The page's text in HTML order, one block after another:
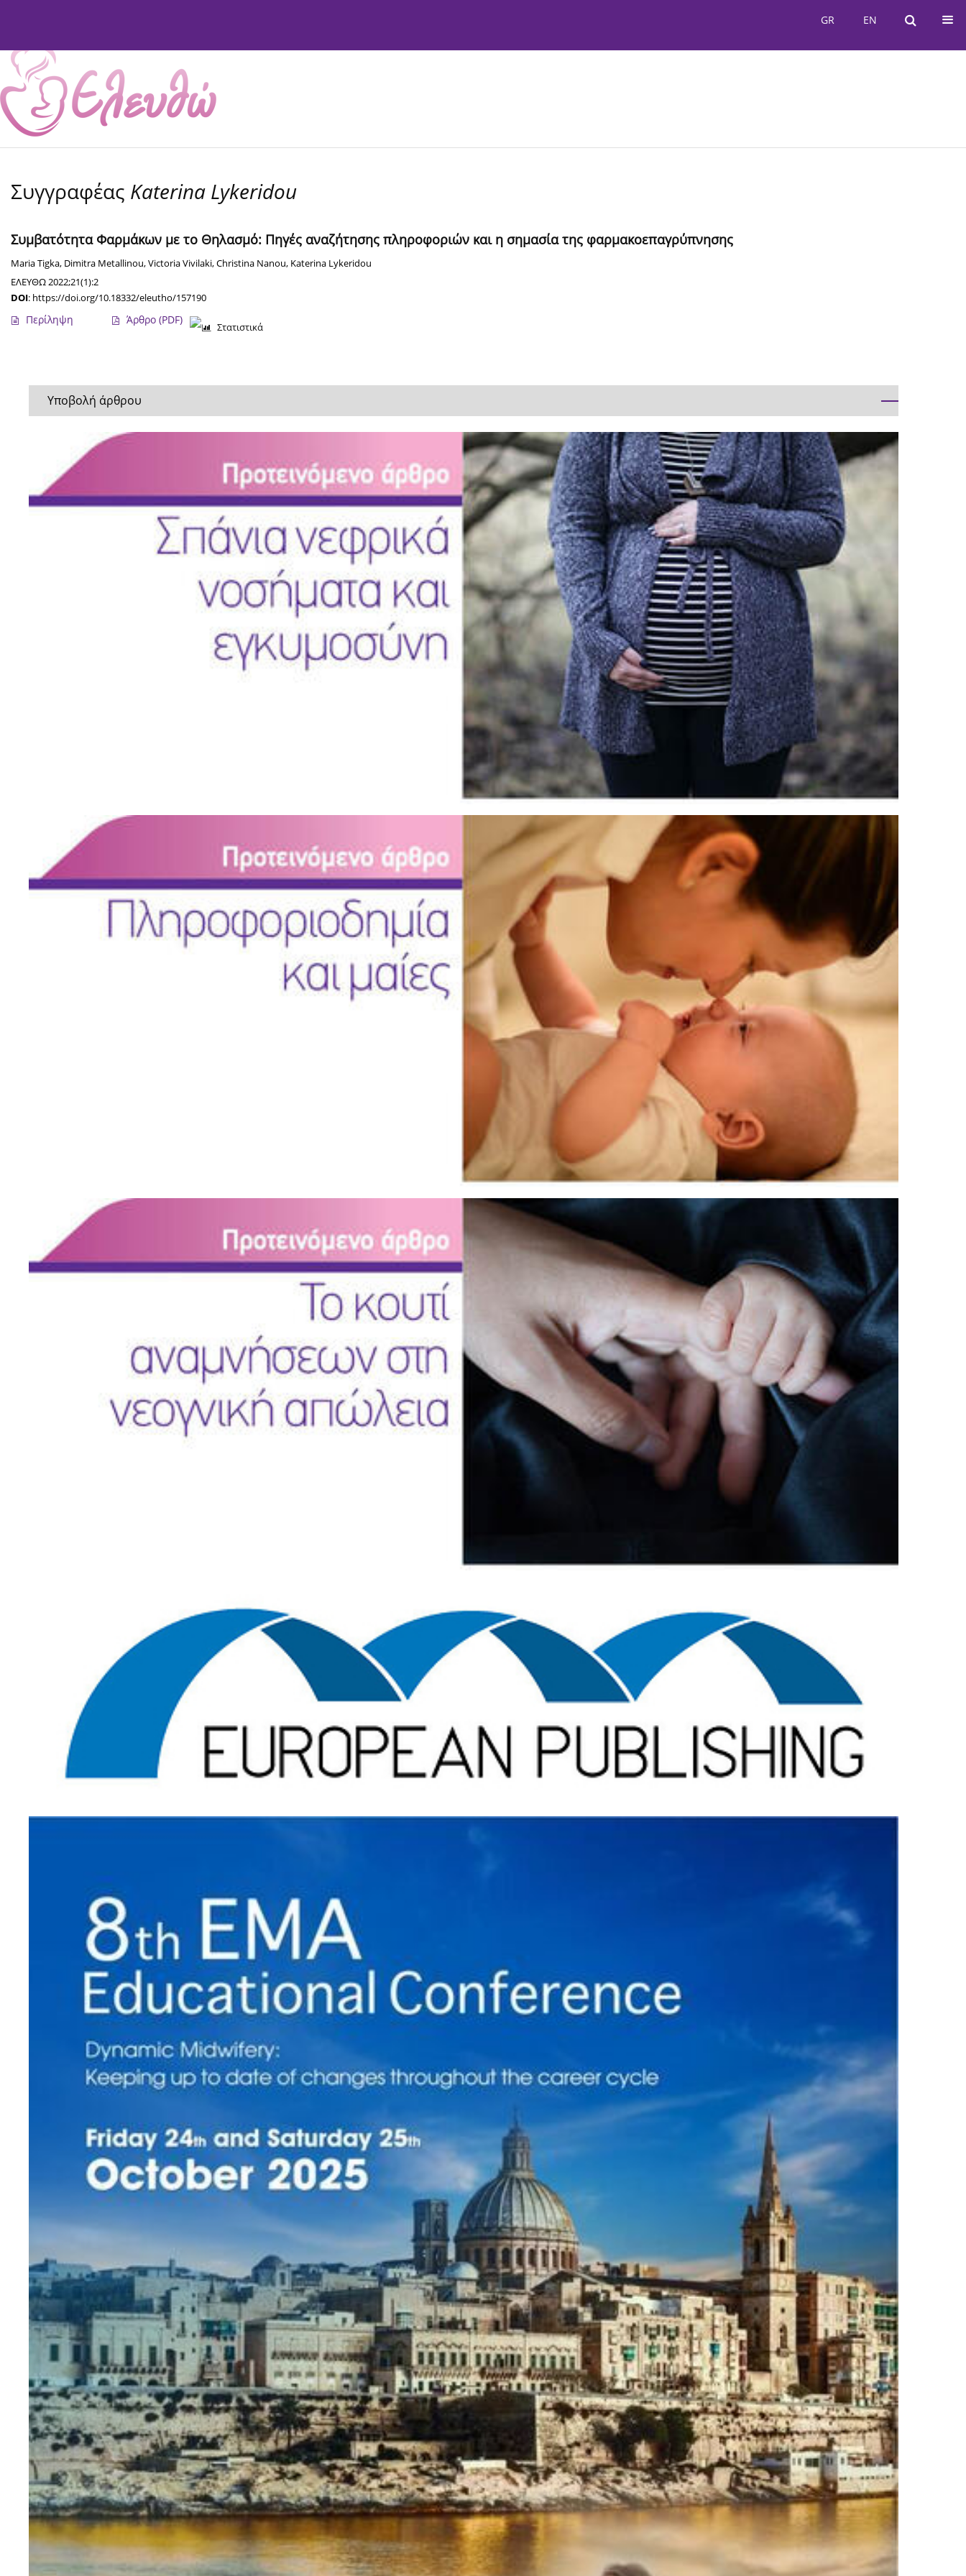
EN
GR EN
GR
Συγγραφέας Katerina Lykeridou
Συμβατότητα Φαρμάκων με το Θηλασμό: Πηγές αναζήτησης πληροφοριών και η σημασία της φαρμακοεπαγρύπνησης
Maria Tigka, Dimitra Metallinou,Victoria Vivilaki,Christina Nanou, Katerina Lykeridou
ΕΛΕΥΘΩ 2022;21(1):2
DOI: https://doi.org/10.18332/eleutho/157190
Περίληψη Άρθρο (PDF)
Στατιστικά
Υποβολή άρθρου